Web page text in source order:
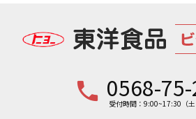
phone 0568-
受付時間：9:00~17:30（土